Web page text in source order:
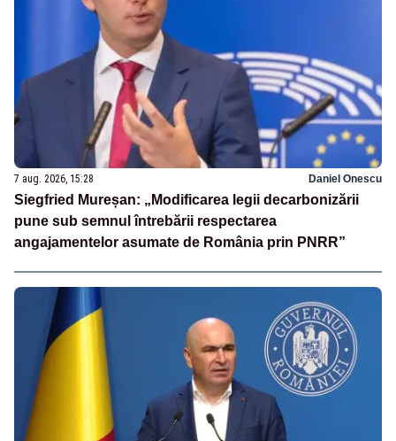
7 aug. 2026, 15:28 Daniel Onescu
Siegfried Mureșan: „Modificarea legii decarbonizării
pune sub semnul întrebării respectarea
angajamentelor asumate de România prin PNRR”